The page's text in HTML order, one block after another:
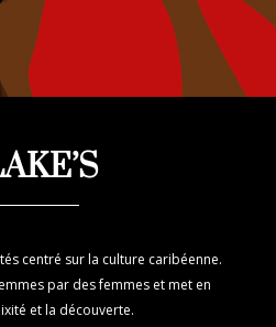
centré sur la culture caribéenne.
par des femmes et met en
et la découverte.